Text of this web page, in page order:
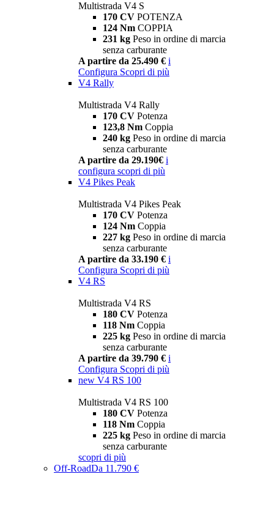
Multistrada V4 S
170 CV POTENZA
124 Nm COPPIA
231 kg Peso in ordine di marcia
senza carburante
A partire da 25.490 € i
Configura Scopri di più
V4 Rally
Multistrada V4 Rally
170 CV Potenza
123,8 Nm Coppia
240 kg Peso in ordine di marcia
senza carburante
A partire da 29.190€ i
configura scopri di più
V4 Pikes Peak
Multistrada V4 Pikes Peak
170 CV Potenza
124 Nm Coppia
227 kg Peso in ordine di marcia
senza carburante
A partire da 33.190 € i
Configura Scopri di più
V4 RS
Multistrada V4 RS
180 CV Potenza
118 Nm Coppia
225 kg Peso in ordine di marcia
senza carburante
A partire da 39.790 € i
Configura Scopri di più
new V4 RS 100
Multistrada V4 RS 100
180 CV Potenza
118 Nm Coppia
225 kg Peso in ordine di marcia
senza carburante
scopri di più
Off-RoadDa 11.790 €